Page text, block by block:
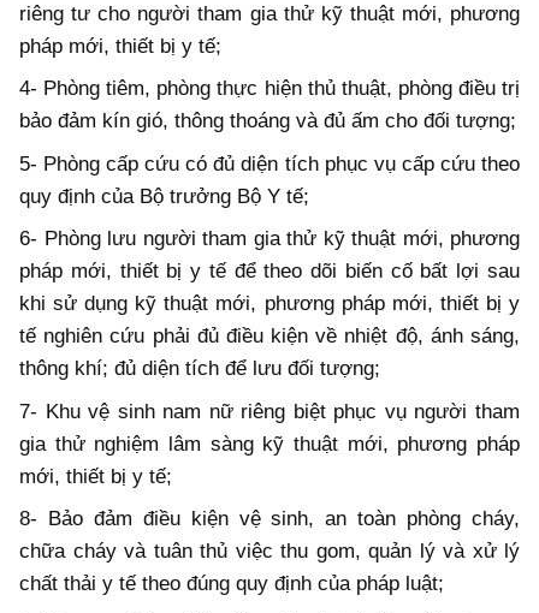
riêng tư cho người tham gia thử kỹ thuật mới, phương
pháp mới, thiết bị y tế;
4- Phòng tiêm, phòng thực hiện thủ thuật, phòng điều trị
bảo đảm kín gió, thông thoáng và đủ ấm cho đối tượng;
5- Phòng cấp cứu có đủ diện tích phục vụ cấp cứu theo
quy định của Bộ trưởng Bộ Y tế;
6- Phòng lưu người tham gia thử kỹ thuật mới, phương
pháp mới, thiết bị y tế để theo dõi biến cố bất lợi sau
khi sử dụng kỹ thuật mới, phương pháp mới, thiết bị y
tế nghiên cứu phải đủ điều kiện về nhiệt độ, ánh sáng,
thông khí; đủ diện tích để lưu đối tượng;
7- Khu vệ sinh nam nữ riêng biệt phục vụ người tham
gia thử nghiệm lâm sàng kỹ thuật mới, phương pháp
mới, thiết bị y tế;
8- Bảo đảm điều kiện vệ sinh, an toàn phòng cháy,
chữa cháy và tuân thủ việc thu gom, quản lý và xử lý
chất thải y tế theo đúng quy định của pháp luật;